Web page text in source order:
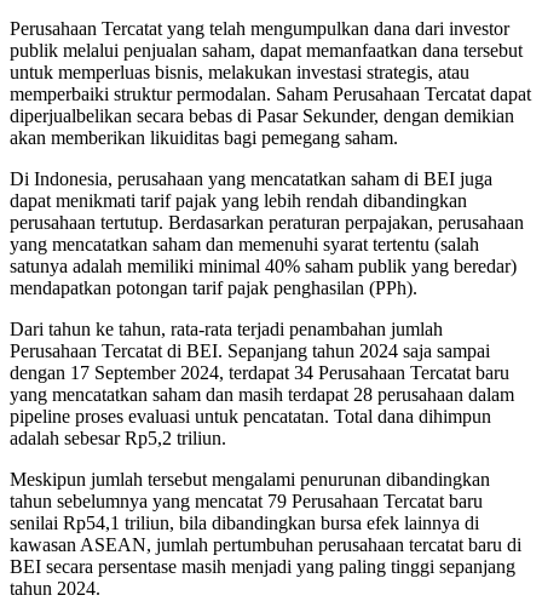
Perusahaan Tercatat yang telah mengumpulkan dana dari investor
publik melalui penjualan saham, dapat memanfaatkan dana tersebut
untuk memperluas bisnis, melakukan investasi strategis, atau
memperbaiki struktur permodalan. Saham Perusahaan Tercatat dapat
diperjualbelikan secara bebas di Pasar Sekunder, dengan demikian
akan memberikan likuiditas bagi pemegang saham.
Di Indonesia, perusahaan yang mencatatkan saham di BEI juga
dapat menikmati tarif pajak yang lebih rendah dibandingkan
perusahaan tertutup. Berdasarkan peraturan perpajakan, perusahaan
yang mencatatkan saham dan memenuhi syarat tertentu (salah
satunya adalah memiliki minimal 40% saham publik yang beredar)
mendapatkan potongan tarif pajak penghasilan (PPh).
Dari tahun ke tahun, rata-rata terjadi penambahan jumlah
Perusahaan Tercatat di BEI. Sepanjang tahun 2024 saja sampai
dengan 17 September 2024, terdapat 34 Perusahaan Tercatat baru
yang mencatatkan saham dan masih terdapat 28 perusahaan dalam
pipeline proses evaluasi untuk pencatatan. Total dana dihimpun
adalah sebesar Rp5,2 triliun.
Meskipun jumlah tersebut mengalami penurunan dibandingkan
tahun sebelumnya yang mencatat 79 Perusahaan Tercatat baru
senilai Rp54,1 triliun, bila dibandingkan bursa efek lainnya di
kawasan ASEAN, jumlah pertumbuhan perusahaan tercatat baru di
BEI secara persentase masih menjadi yang paling tinggi sepanjang
tahun 2024.